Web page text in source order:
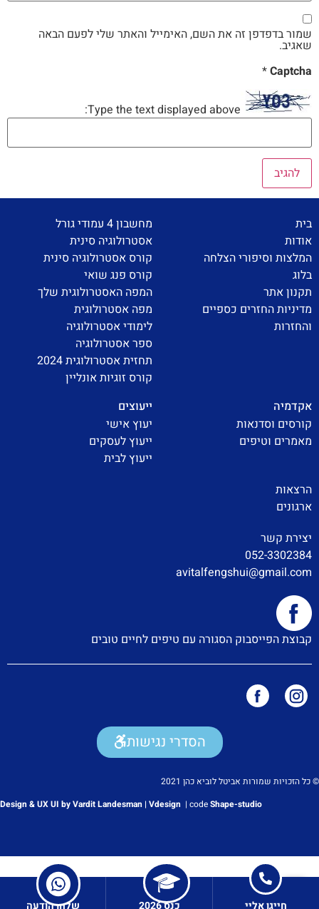
חייגו אליי כנס 2026 שלחו הודעה
שמור בדפדפן זה את השם, האימייל והאתר שלי לפעם הבאה
שאגיב.
Captcha
*
Type the text displayed above:
בית
אודות
המלצות וסיפורי הצלחה
בלוג
תקנון אתר
מדיניות החזרים כספיים
והחזרות
מחשבון 4 עמודי גורל
אסטרולוגיה סינית
קורס אסטרולוגיה סינית
קורס פנג שואי
המפה האסטרולוגית שלך
מפה אסטרולוגית
לימודי אסטרולוגיה
ספר אסטרולוגיה
תחזית אסטרולוגית 2024
קורס זוגיות אונליין
אקדמיה
קורסים וסדנאות
מאמרים וטיפים
ייעוצים
יעוץ אישי
ייעוץ לעסקים
ייעוץ לבית
הרצאות
ארגונים
יצירת קשר
052-3302384
avitalfengshui@gmail.com
קבוצת הפייסבוק הסגורה עם טיפים לחיים טובים
הסדרי נגישות
© כל הזכויות שמורות אביטל לוביא כהן 2021
Design & UX UI by Vardit Landesman | Vdesign | codeShape-studio